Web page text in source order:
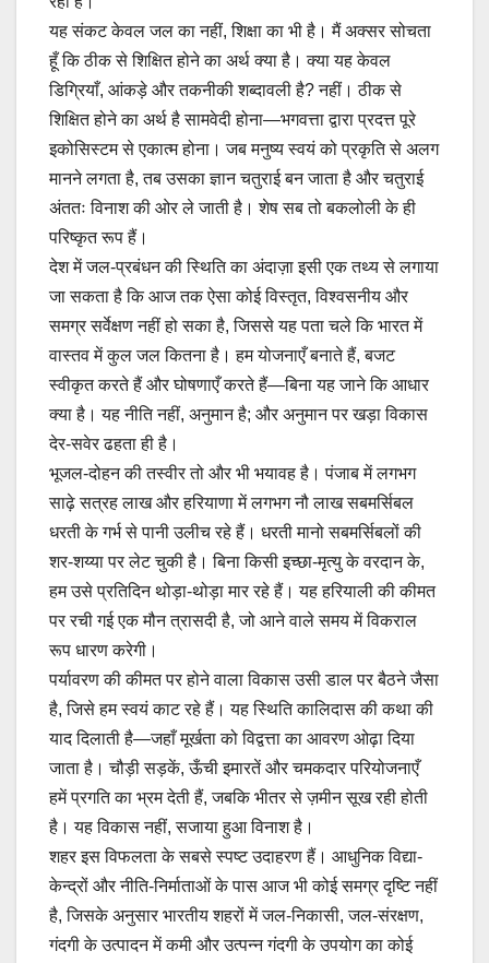
यह संकट केवल जल का नहीं, शिक्षा का भी है। मैं अक्सर सोचता
हूँ कि ठीक से शिक्षित होने का अर्थ क्या है। क्या यह केवल
डिग्रियाँ, आंकड़े और तकनीकी शब्दावली है? नहीं। ठीक से
शिक्षित होने का अर्थ है सामवेदी होना—भगवत्ता द्वारा प्रदत्त पूरे
इकोसिस्टम से एकात्म होना। जब मनुष्य स्वयं को प्रकृति से अलग
मानने लगता है, तब उसका ज्ञान चतुराई बन जाता है और चतुराई
अंततः विनाश की ओर ले जाती है। शेष सब तो बकलोली के ही
परिष्कृत रूप हैं।
देश में जल-प्रबंधन की स्थिति का अंदाज़ा इसी एक तथ्य से लगाया
जा सकता है कि आज तक ऐसा कोई विस्तृत, विश्वसनीय और
समग्र सर्वेक्षण नहीं हो सका है, जिससे यह पता चले कि भारत में
वास्तव में कुल जल कितना है। हम योजनाएँ बनाते हैं, बजट
स्वीकृत करते हैं और घोषणाएँ करते हैं—बिना यह जाने कि आधार
क्या है। यह नीति नहीं, अनुमान है; और अनुमान पर खड़ा विकास
देर-सवेर ढहता ही है।
भूजल-दोहन की तस्वीर तो और भी भयावह है। पंजाब में लगभग
साढ़े सत्रह लाख और हरियाणा में लगभग नौ लाख सबमर्सिबल
धरती के गर्भ से पानी उलीच रहे हैं। धरती मानो सबमर्सिबलों की
शर-शय्या पर लेट चुकी है। बिना किसी इच्छा-मृत्यु के वरदान के,
हम उसे प्रतिदिन थोड़ा-थोड़ा मार रहे हैं। यह हरियाली की कीमत
पर रची गई एक मौन त्रासदी है, जो आने वाले समय में विकराल
रूप धारण करेगी।
पर्यावरण की कीमत पर होने वाला विकास उसी डाल पर बैठने जैसा
है, जिसे हम स्वयं काट रहे हैं। यह स्थिति कालिदास की कथा की
याद दिलाती है—जहाँ मूर्खता को विद्वत्ता का आवरण ओढ़ा दिया
जाता है। चौड़ी सड़कें, ऊँची इमारतें और चमकदार परियोजनाएँ
हमें प्रगति का भ्रम देती हैं, जबकि भीतर से ज़मीन सूख रही होती
है। यह विकास नहीं, सजाया हुआ विनाश है।
शहर इस विफलता के सबसे स्पष्ट उदाहरण हैं। आधुनिक विद्या-
केन्द्रों और नीति-निर्माताओं के पास आज भी कोई समग्र दृष्टि नहीं
है, जिसके अनुसार भारतीय शहरों में जल-निकासी, जल-संरक्षण,
गंदगी के उत्पादन में कमी और उत्पन्न गंदगी के उपयोग का कोई